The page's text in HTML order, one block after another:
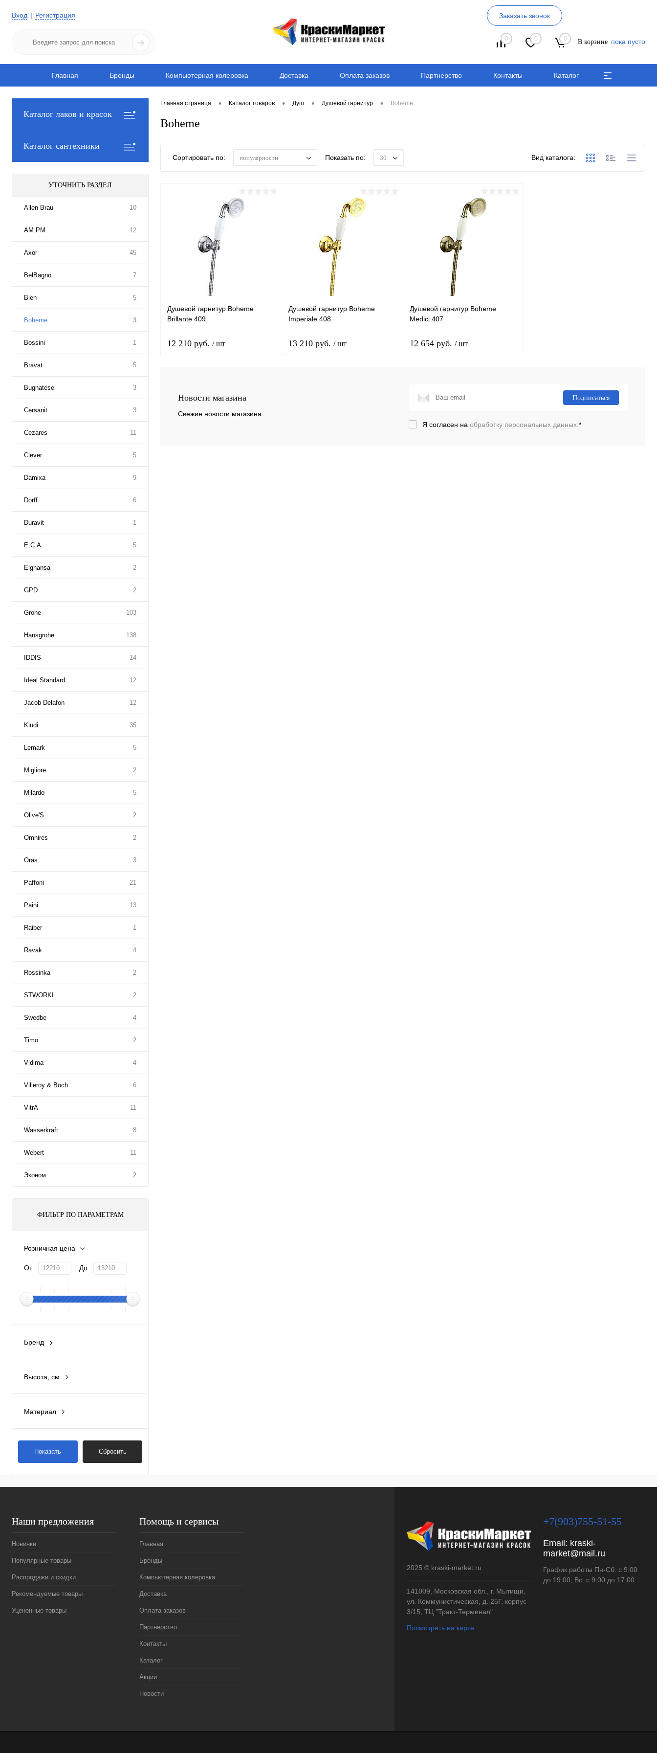
Вход Регистрация Заказать звонок
0 0 0 В корзине пока пусто
Главная Бренды Компьютерная колеровка Доставка Оплата заказов Партнерство Контакты Каталог
Каталог лаков и красок
Каталог сантехники
УТОЧНИТЬ РАЗДЕЛ
Allen Brau 10
AM.PM 12
Axor 45
BelBagno 7
Bien 5
Boheme 3
Bossini 1
Bravat 5
Bugnatese 3
Cersanit 3
Cezares 11
Clever 5
Damixa 9
Dorff 6
Duravit 1
E.C.A. 5
Elghansa 2
GPD 2
Grohe 103
Hansgrohe 138
IDDIS 14
Ideal Standard 12
Jacob Delafon 12
Kludi 35
Lemark 5
Migliore 2
Milardo 5
Olive'S 2
Omnires 2
Oras 3
Paffoni 21
Paini 13
Raiber 1
Ravak 4
Rossinka 2
STWORKI 2
Swedbe 4
Timo 2
Vidima 4
Villeroy & Boch 6
VitrA 11
Wasserkraft 8
Webert 11
Эконом 2
ФИЛЬТР ПО ПАРАМЕТРАМ
Розничная цена
От До
Бренд
Высота, см
Материал
Показать Сбросить
Главная страница • Каталог товаров • Душ • Душевой гарнитур • Boheme
Boheme
Сортировать по: популярности Показать по: 30 Вид каталога:
Душевой гарнитур Boheme
Brillante 409
12 210 руб. / шт
Купить в 1 клик
Душевой гарнитур Boheme
Imperiale 408
13 210 руб. / шт
Душевой гарнитур Boheme
Medici 407
12 654 руб. / шт
В избранное Под заказ
Новости магазина
Свежие новости магазина
Подписаться
Я согласен на обработку персональных данных. *
Наши предложения
Новинки
Популярные товары
Распродажи и скидки
Рекомендуемые товары
Уцененные товары
Помощь и сервисы
Главная
Бренды
Компьютерная колеровка
Доставка
Оплата заказов
Партнерство
Контакты
Каталог
Акции
Новости
2025 © kraski-market.ru
141009, Московская обл., г. Мытищи,
ул. Коммунистическая, д. 25Г, корпус
3/15, ТЦ "Тракт-Терминал"
Посмотреть на карте
+7(903)755-51-55
Email: kraski-
market@mail.ru
График работы Пн-Сб: с 9:00
до 19:00, Вс: с 9:00 до 17:00